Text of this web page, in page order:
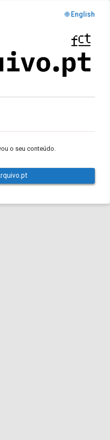
🌐 English
o seu conteúdo.